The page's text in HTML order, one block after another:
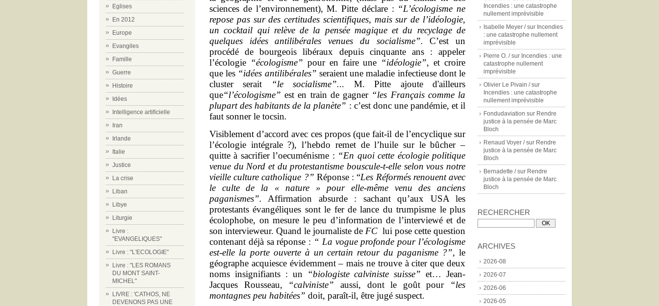
Eglises
En 2012
Europe
Evangiles
Famille
Guerre
Histoire
Idées
Intelligence artificielle
Iran
Irlande
Italie
Justice
La crise
Liban
Libye
Liturgie
Livre :
"EVANGELIQUES"
Livre : "L'ECOLOGIE"
Livre : "LES ROMANS
DU MONT SAINT-
MICHEL"
LIVRE : 'CATHOS, NE
DEVENONS PAS UNE
Incendies : une catastrophe
nullement imprévisible
Isabelle Meyer /sur Incendies
: une catastrophe nullement
imprévisible
Pierre O. /sur Incendies : une
catastrophe nullement
imprévisible
Olivier Le Pivain /sur
Incendies : une catastrophe
nullement imprévisible
Fondudaviation sur Rendre
justice à la pensée de Marc
Bloch
Renaud Voyer /sur Rendre
justice à la pensée de Marc
Bloch
Bernadette /sur Rendre
justice à la pensée de Marc
Bloch
RECHERCHER
ARCHIVES
2026-08
2026-07
2026-06
2026-05
sciences de l’environnement), M. Pitte déclare : “L’écologisme ne
repose pas sur des certitudes scientifiques, mais sur de l’idéologie,
un cocktail qui relève de la pensée magique et du recyclage de
quelques idées antilibérales venues du socialisme”.C’est un
procédé de bourgeois libéraux depuis cinquante ans : appeler
l’écologie “écologisme” pour en faire une “idéologie”, et croire
que les “idées antilibérales” seraient une maladie infectieuse dont le
cluster serait
“le socialisme”... M. Pitte ajoute d'ailleurs
que“l’écologisme”est en train de gagner“les Français comme la
plupart des habitants de la planète” : c’est donc une pandémie, et il
faut sonner le tocsin.
Visiblement d’accord avec ces propos (que fait-il de l’encyclique sur
l’écologie intégrale ?), l’hebdo remet de l’huile sur le bûcher –
quitte à sacrifier l’oecuménisme : “En quoi cette écologie politique
venue du Nord et du protestantisme bouscule-t-elle selon vous notre
vieille culture catholique ?” Réponse : “Les Réformés renouent avec
le culte de la « nature » pour elle-même venu des anciens
paganismes”. Affirmation absurde : sachant qu’aux USA les
protestants évangéliques sont le fer de lance du trumpisme le plus
écolophobe, on mesure le peu d’information de l’interviewé et de
son intervieweur. Quand le journaliste de FC lui pose cette question
contenant déjà sa réponse : “ La vogue profonde pour l’écologisme
est-elle la porte ouverte à un certain retour du paganisme ?”, le
géographe acquiesce évidemment – mais ne trouve à citer que deux
noms insignifiants : un
“biologiste calviniste suisse” et… Jean-
Jacques Rousseau, “calviniste” aussi, dont le goût pour “les
montagnes peu habitées” doit, paraît-il, être jugé suspect.